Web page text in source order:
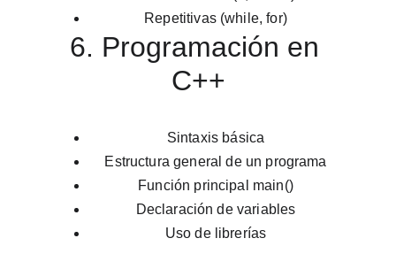
Repetitivas (while, for)
6. Programación en
C++
Sintaxis básica
Estructura general de un programa
Función principal main()
Declaración de variables
Uso de librerías